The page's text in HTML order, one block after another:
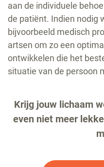
aan de individuele
de patiënt. Indien nodig
bijvoorbeeld medisch
artsen om zo een
ontwikkelen die het
situatie van de persoon
Krijg jouw lichaam
even niet meer